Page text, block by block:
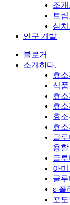
조
트
삼치
연구 개발
블로거
소개하다.
효
식
효
효
효
효
글
용
글
아
글
ε-폴
포